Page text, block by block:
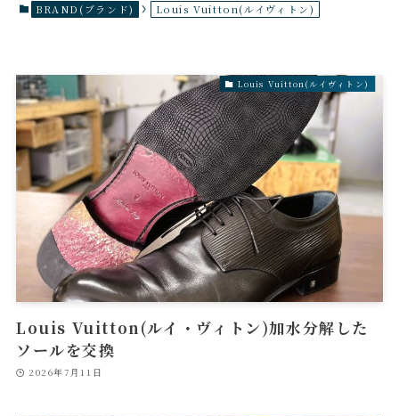
BRAND(ブランド) Louis Vuitton(ルイヴィトン)
Louis Vuitton(ルイヴィトン)
Louis Vuitton(ルイ・ヴィトン)加水分解した
ソールを交換
2026年7月11日